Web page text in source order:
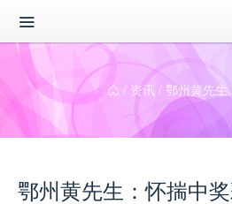
/ 资讯 /
鄂州黄先生：怀揣中